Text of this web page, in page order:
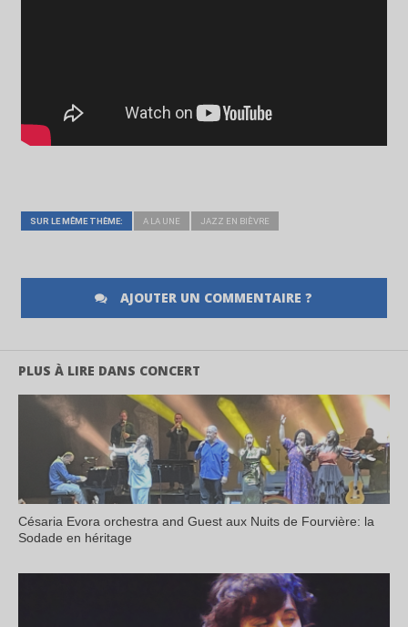
SUR LE MÊME THÈME: A LA UNE JAZZ EN BIÈVRE
AJOUTER UN COMMENTAIRE ?
PLUS À LIRE DANS CONCERT
Césaria Evora orchestra and Guest aux Nuits de Fourvière: la
Sodade en héritage